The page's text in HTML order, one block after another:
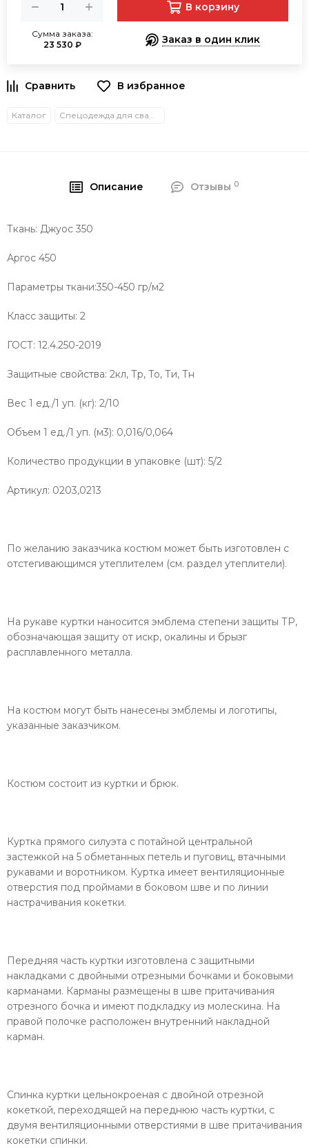
Сумма заказа:
23 530 ₽
В корзину
Заказ в один клик
В избранное
Каталог Спецодежда для сварщиков зимняя
Описание Отзывы 0
Ткань: Джуос 350
Аргос 450
Параметры ткани:350-450 гр/м2
Класс защиты: 2
ГОСТ: 12.4.250-2019
Защитные свойства: 2кл, Тр, То, Ти, Тн
Вес 1 ед./1 уп. (кг): 2/10
Объем 1 ед./1 уп. (м3): 0,016/0,064
Количество продукции в упаковке (шт): 5/2
Артикул: 0203,0213
По желанию заказчика костюм может быть изготовлен с
отстегивающимся утеплителем (см. раздел утеплители).
На рукаве куртки наносится эмблема степени защиты ТР,
обозначающая защиту от искр, окалины и брызг
расплавленного металла.
На костюм могут быть нанесены эмблемы и логотипы,
указанные заказчиком.
Костюм состоит из куртки и брюк.
Куртка прямого силуэта с потайной центральной
застежкой на 5 обметанных петель и пуговиц, втачными
рукавами и воротником. Куртка имеет вентиляционные
отверстия под проймами в боковом шве и по линии
настрачивания кокетки.
Передняя часть куртки изготовлена с защитными
накладками с двойными отрезными бочками и боковыми
карманами. Карманы размещены в шве притачивания
отрезного бочка и имеют подкладку из молескина. На
правой полочке расположен внутренний накладной
карман.
Спинка куртки цельнокроеная с двойной отрезной
кокеткой, переходящей на переднюю часть куртки, с
двумя вентиляционными отверстиями в шве притачивания
кокетки спинки.